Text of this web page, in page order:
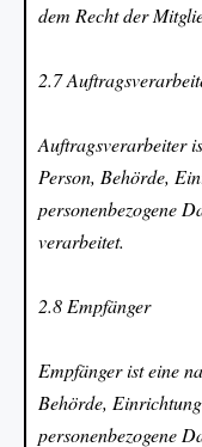
dem Recht der
2.7
Auftragsverarbeiter
Person, Behörde,
personenbezogene
verarbeitet.
2.8 Empfänger
Empfänger ist eine
Behörde,
personenbezogene